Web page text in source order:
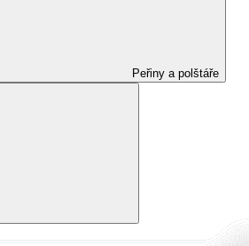
Peřiny a polštáře